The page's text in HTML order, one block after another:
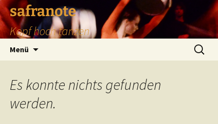
safranote
Kopf hoch tanzen
Menü
Suchen
nach:
Es konnte nichts gefunden
werden.